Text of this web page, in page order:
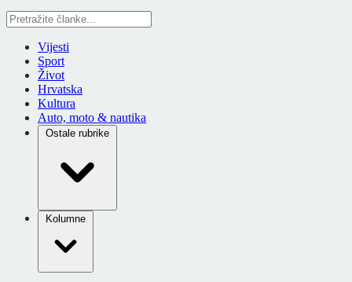
Vijesti
Sport
Život
Hrvatska
Kultura
Auto, moto & nautika
Ostale rubrike
Kolumne